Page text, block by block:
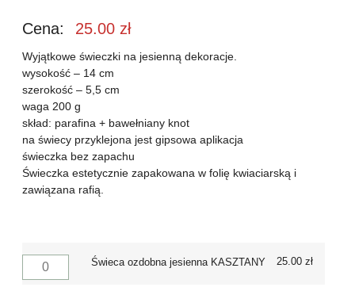
Cena: 25.00 zł
Wyjątkowe świeczki na jesienną dekoracje.
wysokość – 14 cm
szerokość – 5,5 cm
waga 200 g
skład: parafina + bawełniany knot
na świecy przyklejona jest gipsowa aplikacja
świeczka bez zapachu
Świeczka estetycznie zapakowana w folię kwiaciarską i
zawiązana rafią.
Świeca ozdobna jesienna KASZTANY 25.00 zł